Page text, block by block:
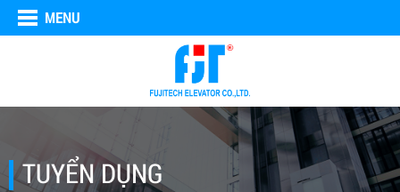
MENU
TUYỂN DỤNG